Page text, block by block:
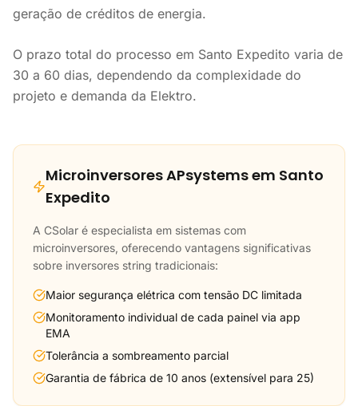
geração de créditos de energia.
O prazo total do processo em Santo Expedito varia de
30 a 60 dias, dependendo da complexidade do
projeto e demanda da Elektro.
Microinversores APsystems em Santo
Expedito
A CSolar é especialista em sistemas com
microinversores, oferecendo vantagens significativas
sobre inversores string tradicionais:
Maior segurança elétrica com tensão DC limitada
Monitoramento individual de cada painel via app
EMA
Tolerância a sombreamento parcial
Garantia de fábrica de 10 anos (extensível para 25)